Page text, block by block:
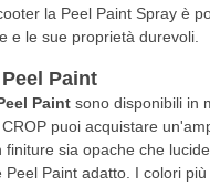
la Peel Paint Spray è
e le sue proprietà durevoli.
Paint
Paint sono disponibili in
puoi acquistare
finiture sia opache che
Paint adatto. I colori